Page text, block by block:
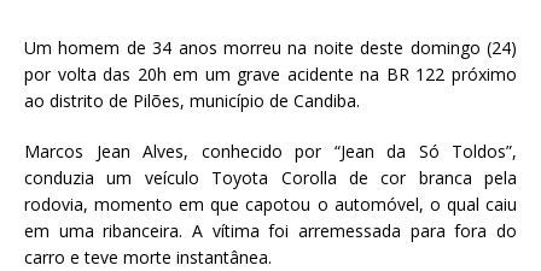
Um homem de 34 anos morreu na noite deste domingo (24)
por volta das 20h em um grave acidente na BR 122 próximo
ao distrito de Pilões, município de Candiba.
Marcos Jean Alves, conhecido por “Jean da Só Toldos”,
conduzia um veículo Toyota Corolla de cor branca pela
rodovia, momento em que capotou o automóvel, o qual caiu
em uma ribanceira. A vítima foi arremessada para fora do
carro e teve morte instantânea.